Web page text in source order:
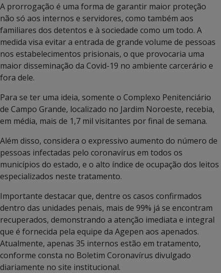
A prorrogação é uma forma de garantir maior proteção
não só aos internos e servidores, como também aos
familiares dos detentos e à sociedade como um todo. A
medida visa evitar a entrada de grande volume de pessoas
nos estabelecimentos prisionais, o que provocaria uma
maior disseminação da Covid-19 no ambiente carcerário e
fora dele.
Para se ter uma ideia, somente o Complexo Penitenciário
de Campo Grande, localizado no Jardim Noroeste, recebia,
em média, mais de 1,7 mil visitantes por final de semana.
Além disso, considera o expressivo aumento do número de
pessoas infectadas pelo coronavírus em todos os
municípios do estado, e o alto índice de ocupação dos leitos
especializados neste tratamento.
Importante destacar que, dentre os casos confirmados
dentro das unidades penais, mais de 99% já se encontram
recuperados, demonstrando a atenção imediata e integral
que é fornecida pela equipe da Agepen aos apenados.
Atualmente, apenas 35 internos estão em tratamento,
conforme consta no Boletim Coronavírus divulgado
diariamente no site institucional.